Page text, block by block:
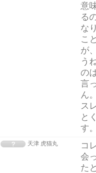
意
る
な
こ
が
う
の
言
ん
ス
と
す
天津 虎猫丸
コ
会
た